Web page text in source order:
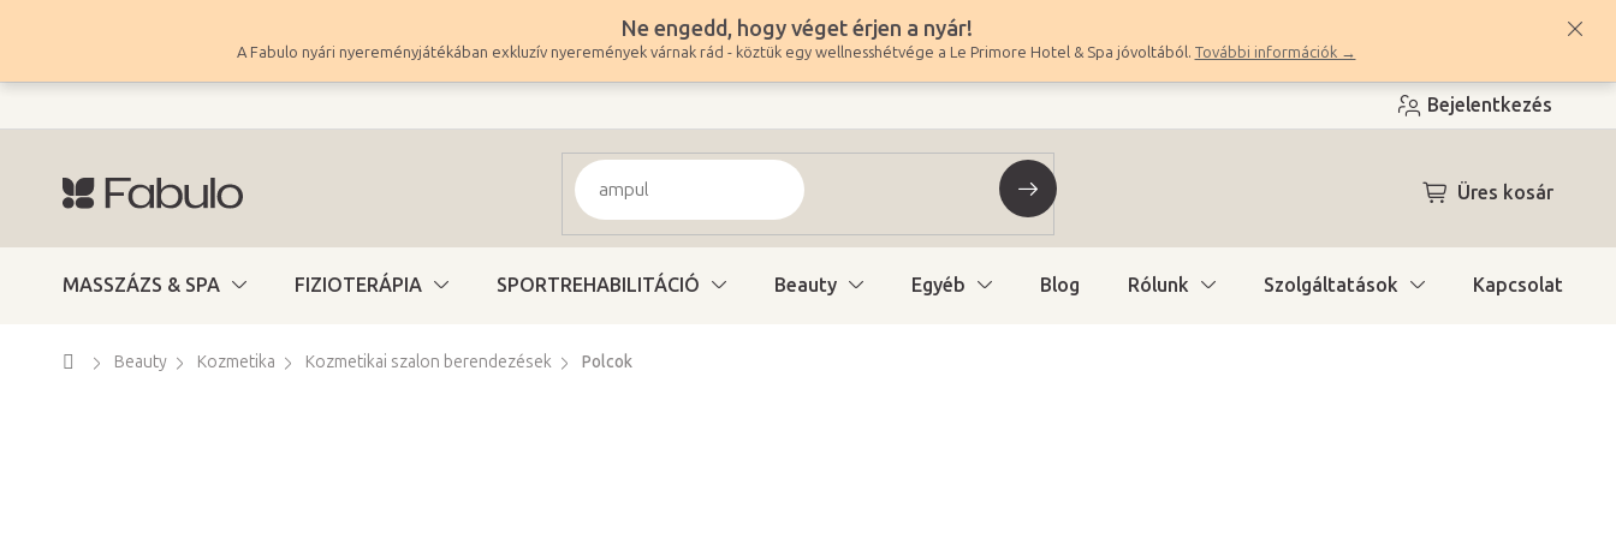
tartalomhoz
Ne engedd, hogy véget érjen a nyár!
A Fabulo nyári nyereményjátékában exkluzív nyeremények várnak rád - köztük egy wellnesshétvége a Le Primore Hotel & Spa jóvoltából. További információk →
Bejelentkezés
KOSÁR
Üres kosár
MASSZÁZS & SPA FIZIOTERÁPIA SPORTREHABILITÁCIÓ Beauty Egyéb Blog Rólunk Szolgáltatások Kapcsolat
Kezdőlap
Beauty Kozmetika Kozmetikai szalon berendezések Polcok